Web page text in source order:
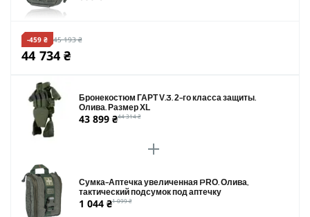
-459 ₴ 45 193 ₴
44 734 ₴
Бронекостюм ГАРТ V.3. 2-го класса защиты.
Олива. Размер XL
43 899 ₴44 314 ₴
Сумка-Аптечка увеличенная PRO. Олива,
тактический подсумок под аптечку
1 044 ₴1 099 ₴